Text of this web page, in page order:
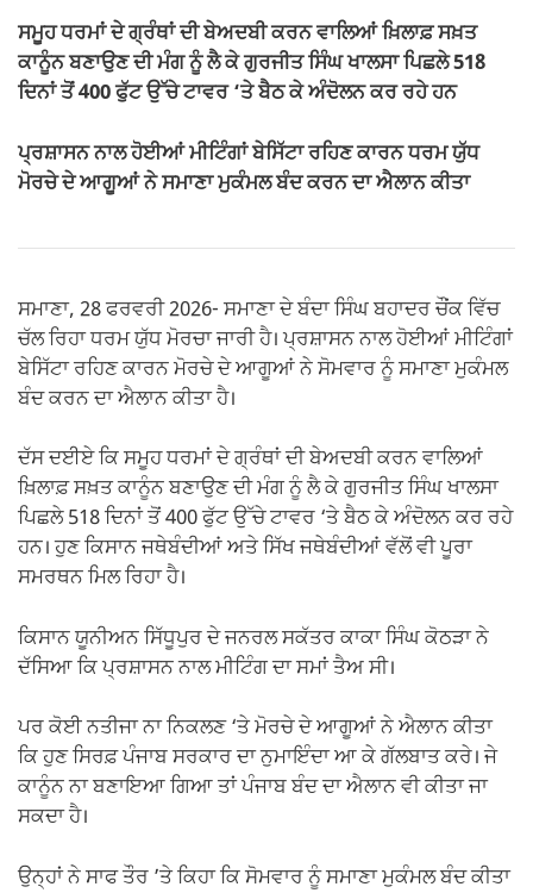
e
b
o
o
k
s
A
p
p
gr
a
m
y
Li
n
k
e
ਸਮੂਹ ਧਰਮਾਂ ਦੇ ਗ੍ਰੰਥਾਂ ਦੀ ਬੇਅਦਬੀ ਕਰਨ ਵਾਲਿਆਂ ਖ਼ਿਲਾਫ਼ ਸਖ਼ਤ
ਕਾਨੂੰਨ ਬਣਾਉਣ ਦੀ ਮੰਗ ਨੂੰ ਲੈ ਕੇ ਗੁਰਜੀਤ ਸਿੰਘ ਖਾਲਸਾ ਪਿਛਲੇ 518
ਦਿਨਾਂ ਤੋਂ 400 ਫੁੱਟ ਉੱਚੇ ਟਾਵਰ ‘ਤੇ ਬੈਠ ਕੇ ਅੰਦੋਲਨ ਕਰ ਰਹੇ ਹਨ
ਪ੍ਰਸ਼ਾਸਨ ਨਾਲ ਹੋਈਆਂ ਮੀਟਿੰਗਾਂ ਬੇਸਿੱਟਾ ਰਹਿਣ ਕਾਰਨ ਧਰਮ ਯੁੱਧ
ਮੋਰਚੇ ਦੇ ਆਗੂਆਂ ਨੇ ਸਮਾਣਾ ਮੁਕੰਮਲ ਬੰਦ ਕਰਨ ਦਾ ਐਲਾਨ ਕੀਤਾ
ਸਮਾਣਾ, 28 ਫਰਵਰੀ 2026- ਸਮਾਣਾ ਦੇ ਬੰਦਾ ਸਿੰਘ ਬਹਾਦਰ ਚੌਂਕ ਵਿੱਚ
ਚੱਲ ਰਿਹਾ ਧਰਮ ਯੁੱਧ ਮੋਰਚਾ ਜਾਰੀ ਹੈ। ਪ੍ਰਸ਼ਾਸਨ ਨਾਲ ਹੋਈਆਂ ਮੀਟਿੰਗਾਂ
ਬੇਸਿੱਟਾ ਰਹਿਣ ਕਾਰਨ ਮੋਰਚੇ ਦੇ ਆਗੂਆਂ ਨੇ ਸੋਮਵਾਰ ਨੂੰ ਸਮਾਣਾ ਮੁਕੰਮਲ
ਬੰਦ ਕਰਨ ਦਾ ਐਲਾਨ ਕੀਤਾ ਹੈ।
ਦੱਸ ਦਈਏ ਕਿ ਸਮੂਹ ਧਰਮਾਂ ਦੇ ਗ੍ਰੰਥਾਂ ਦੀ ਬੇਅਦਬੀ ਕਰਨ ਵਾਲਿਆਂ
ਖ਼ਿਲਾਫ਼ ਸਖ਼ਤ ਕਾਨੂੰਨ ਬਣਾਉਣ ਦੀ ਮੰਗ ਨੂੰ ਲੈ ਕੇ ਗੁਰਜੀਤ ਸਿੰਘ ਖਾਲਸਾ
ਪਿਛਲੇ 518 ਦਿਨਾਂ ਤੋਂ 400 ਫੁੱਟ ਉੱਚੇ ਟਾਵਰ ‘ਤੇ ਬੈਠ ਕੇ ਅੰਦੋਲਨ ਕਰ ਰਹੇ
ਹਨ। ਹੁਣ ਕਿਸਾਨ ਜਥੇਬੰਦੀਆਂ ਅਤੇ ਸਿੱਖ ਜਥੇਬੰਦੀਆਂ ਵੱਲੋਂ ਵੀ ਪੂਰਾ
ਸਮਰਥਨ ਮਿਲ ਰਿਹਾ ਹੈ।
ਕਿਸਾਨ ਯੂਨੀਅਨ ਸਿੱਧੂਪੁਰ ਦੇ ਜਨਰਲ ਸਕੱਤਰ ਕਾਕਾ ਸਿੰਘ ਕੋਠੜਾ ਨੇ
ਦੱਸਿਆ ਕਿ ਪ੍ਰਸ਼ਾਸਨ ਨਾਲ ਮੀਟਿੰਗ ਦਾ ਸਮਾਂ ਤੈਅ ਸੀ।
ਪਰ ਕੋਈ ਨਤੀਜਾ ਨਾ ਨਿਕਲਣ ‘ਤੇ ਮੋਰਚੇ ਦੇ ਆਗੂਆਂ ਨੇ ਐਲਾਨ ਕੀਤਾ
ਕਿ ਹੁਣ ਸਿਰਫ਼ ਪੰਜਾਬ ਸਰਕਾਰ ਦਾ ਨੁਮਾਇੰਦਾ ਆ ਕੇ ਗੱਲਬਾਤ ਕਰੇ। ਜੇ
ਕਾਨੂੰਨ ਨਾ ਬਣਾਇਆ ਗਿਆ ਤਾਂ ਪੰਜਾਬ ਬੰਦ ਦਾ ਐਲਾਨ ਵੀ ਕੀਤਾ ਜਾ
ਸਕਦਾ ਹੈ।
ਉਨ੍ਹਾਂ ਨੇ ਸਾਫ ਤੌਰ ’ਤੇ ਕਿਹਾ ਕਿ ਸੋਮਵਾਰ ਨੂੰ ਸਮਾਣਾ ਮੁਕੰਮਲ ਬੰਦ ਕੀਤਾ